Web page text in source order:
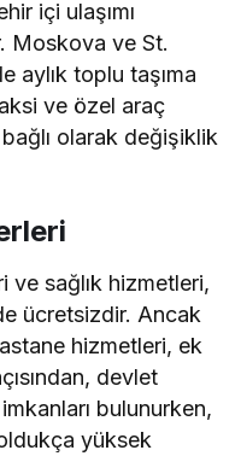
içi ulaşımı
Moskova ve St.
aylık toplu taşıma
ve özel araç
bağlı olarak değişiklik
ve sağlık hizmetleri,
ücretsizdir. Ancak
hizmetleri, ek
devlet
bulunurken,
yüksek